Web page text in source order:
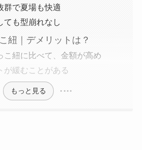
群で夏場も快適
ても型崩れなし
紐｜デメリットは？
こ紐に比べて、金額が高め
が緩むことがある
もっと見る